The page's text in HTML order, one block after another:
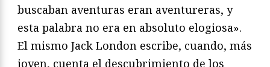
buscaban aventuras eran aventureras, y
esta palabra no era en absoluto elogiosa».
El mismo Jack London escribe, cuando, más
joven, cuenta el descubrimiento de los